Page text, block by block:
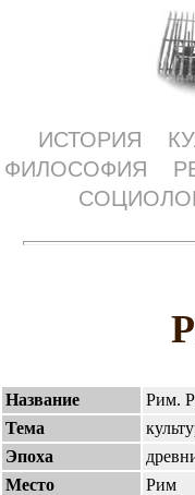
ИСТОРИЯ
ФИЛОСОФИЯ
Название
Рим.
Тема
Эпоха
Место
Рим